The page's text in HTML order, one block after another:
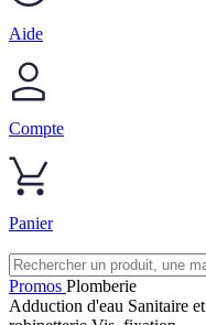
Aide
Compte
Panier
Promos Plomberie
Adduction d'eau Sanitaire et